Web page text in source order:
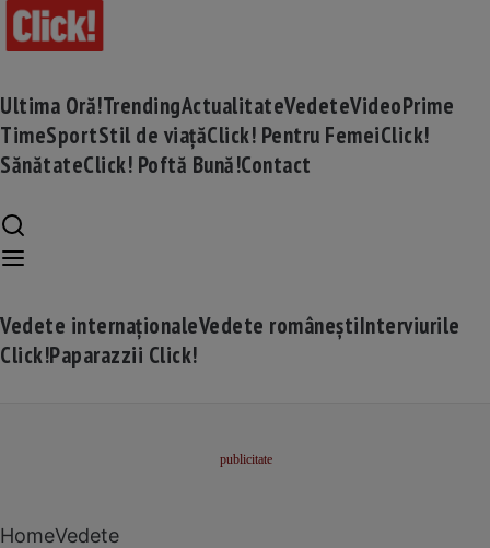
Ultima Oră!TrendingActualitateVedeteVideoPrime
TimeSportStil de viațăClick! Pentru FemeiClick!
SănătateClick! Poftă Bună!Contact
Vedete internaționaleVedete româneștiInterviurile
Click!Paparazzii Click!
HomeVedete